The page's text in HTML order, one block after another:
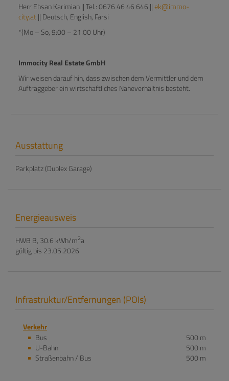
Herr Ehsan Karimian || Tel.: 0676 46 46 646 ||ek@immo-
city.at|| Deutsch, English, Farsi
*(Mo – So, 9:00 – 21:00 Uhr)
Immocity Real Estate GmbH
Wir weisen darauf hin, dass zwischen dem Vermittler und dem
Auftraggeber ein wirtschaftliches Naheverhältnis besteht.
Ausstattung
Parkplatz (Duplex Garage)
Energieausweis
HWB B, 30.6 kWh/m2a
gültig bis 23.05.2026
Infrastruktur/Entfernungen (POIs)
Verkehr
Bus
500 m
U-Bahn
500 m
Straßenbahn / Bus
500 m